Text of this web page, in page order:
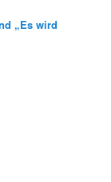
„Es wird